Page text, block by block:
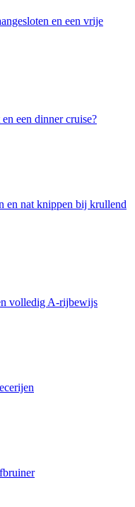
en een vrije
een dinner cruise?
en nat knippen bij krullend
volledig A-rijbewijs